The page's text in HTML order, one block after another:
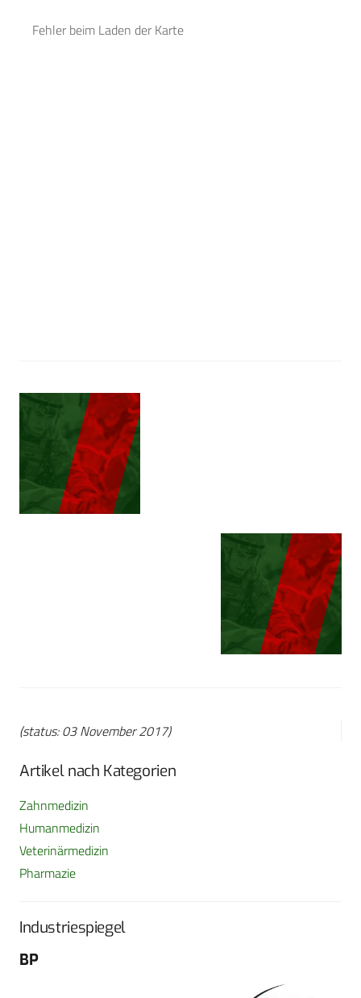
Fehler beim Laden der Karte
(status: 03 November 2017)
Artikel nach Kategorien
Zahnmedizin
Humanmedizin
Veterinärmedizin
Pharmazie
Industriespiegel
BP